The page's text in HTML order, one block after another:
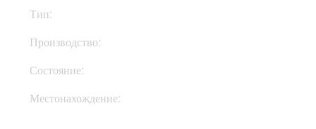
Тип:
Производство:
Состояние:
Местонахождение: